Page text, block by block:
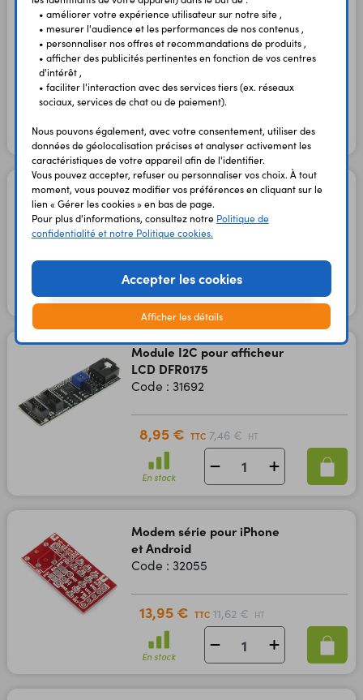
pour Raspberry Pi et
Arduino
Code : 36681
8,90 € 7,42 €
En stock
Circuit imprimé pour L298N
Code : 32007
En stock
Module I2C pour afficheur
LCD DFR0175
Code : 31692
8,95 € TTC 7,46 € HT
En stock
Modem série pour iPhone
et Android
Code : 32055
13,95 € TTC 11,62 € HT
En stock
• améliorer votre expérience utilisateur sur notre site ,
• mesurer l'audience et les performances de nos contenus ,
• personnaliser nos offres et recommandations de produits ,
• afficher des publicités pertinentes en fonction de vos centres
d'intérêt ,
• faciliter l'interaction avec des services tiers (ex. réseaux
sociaux, services de chat ou de paiement).
Nous pouvons également, avec votre consentement, utiliser des
données de géolocalisation précises et analyser activement les
caractéristiques de votre appareil afin de l'identifier.
Vous pouvez accepter, refuser ou personnaliser vos choix. À tout
moment, vous pouvez modifier vos préférences en cliquant sur le
lien « Gérer les cookies » en bas de page.
Pour plus d'informations, consultez notre Politique de
confidentialité et notre Politique cookies.
Accepter les cookies
Afficher les détails